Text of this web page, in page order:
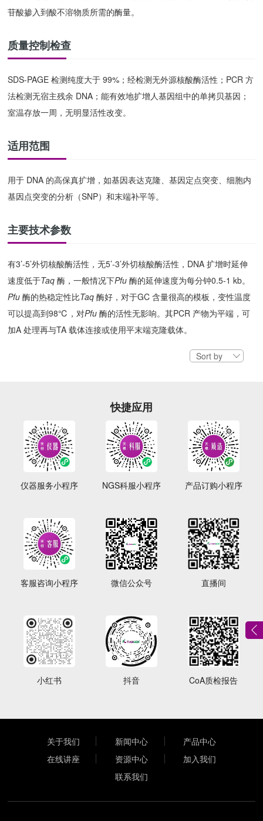
苷酸掺入到酸不溶物质所需的酶量。
质量控制检查
SDS-PAGE 检测纯度大于 99%；经检测无外源核酸酶活性；PCR 方
法检测无宿主残余 DNA；能有效地扩增人基因组中的单拷贝基因；
室温存放一周，无明显活性改变。
适用范围
用于 DNA 的高保真扩增，如基因表达克隆、基因定点突变、细胞内
基因点突变的分析（SNP）和末端补平等。
主要技术参数
有3’-5’外切核酸酶活性，无5’-3’外切核酸酶活性，DNA 扩增时延伸
速度低于Taq 酶，一般情况下Pfu酶的延伸速度为每分钟0.5-1 kb。
Pfu酶的热稳定性比Taq 酶好，对于GC 含量很高的模板，变性温度
可以提高到98℃，对Pfu 酶的活性无影响。其PCR 产物为平端，可
加A 处理再与TA 载体连接或使用平末端克隆载体。
Sort by
快捷应用
仪器服务小程序 NGS科服小程序 产品订购小程序
客服咨询小程序 微信公众号 直播间
小红书 抖音 CoA质检报告
关于我们 新闻中心
产品中心
在线讲座
资源中心
加入我们
联系我们